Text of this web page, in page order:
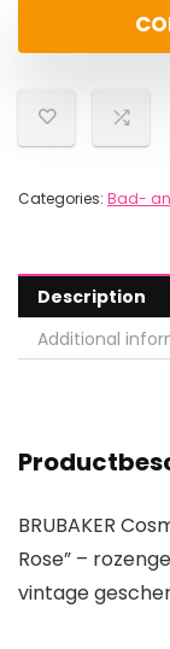
Categories: Bad-
Description
Additional
BRUBAKER
Rose” –
vintage